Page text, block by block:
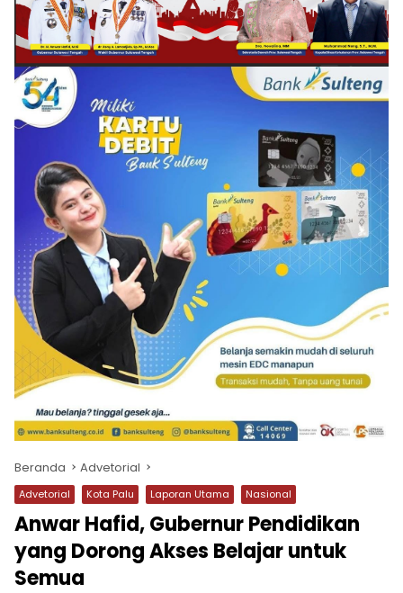
Beranda Advetorial
Advetorial Kota Palu Laporan Utama Nasional
Anwar Hafid, Gubernur Pendidikan
yang Dorong Akses Belajar untuk
Semua